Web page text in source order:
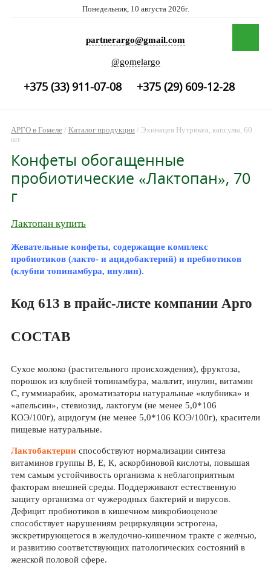
Понедельник, 10 августа 2026г.
partnerargo@gmail.com
@gomelargo
+375 (33) 911-07-08 +375 (29) 609-12-28
АРГО в Гомеле/ Каталог продукции/ Эхинацея Нутрикеа, капсулы, 60
шт
Конфеты обогащенные
пробиотические «Лактопан», 70
г
Лактопан купить
Жевательные конфеты, содержащие комплекс
пробиотиков (лакто- и ацидобактерий) и пребиотиков
(клубни топинамбура, инулин).
Код 613 в прайс-листе компании Арго
СОСТАВ
Сухое молоко (растительного происхождения), фруктоза,
порошок из клубней топинамбура, мальтит, инулин, витамин
С, гуммиарабик, ароматизаторы натуральные «клубника» и
«апельсин», стевиозид, лактогум (не менее 5,0*106
КОЭ/100г), ацидогум (не менее 5,0*106 КОЭ/100г), красители
пищевые натуральные.
Лактобактерииспособствуют нормализации синтеза
витаминов группы В, Е, К, аскорбиновой кислоты, повышая
тем самым устойчивость организма к неблагоприятным
факторам внешней среды. Поддерживают естественную
защиту организма от чужеродных бактерий и вирусов.
Дефицит пробиотиков в кишечном микробиоценозе
способствует нарушениям рециркуляции эстрогена,
экскретирующегося в желудочно-кишечном тракте с желчью,
и развитию соответствующих патологических состояний в
женской половой сфере.